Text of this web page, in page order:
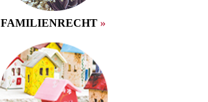
FAMILIENRECHT »